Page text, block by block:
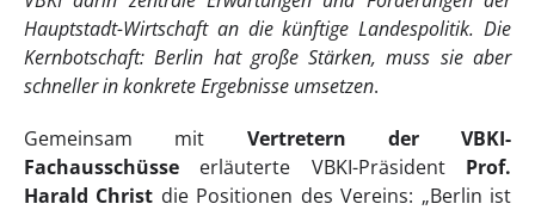
Hauptstadt-Wirtschaft an die künftige Landespolitik. Die
Kernbotschaft: Berlin hat große Stärken, muss sie aber
schneller in konkrete Ergebnisse umsetzen.
Gemeinsam mit Vertretern der VBKI-
Fachausschüsse erläuterte VBKI-Präsident Prof.
Harald Christ die Positionen des Vereins: „Berlin ist